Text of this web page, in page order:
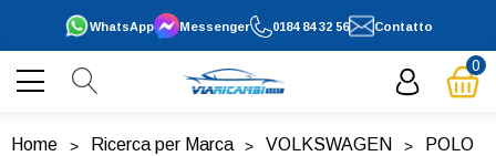
0184 84 32 56
WhatsApp Contatto
Messenger
0
Home Ricerca per Marca VOLKSWAGEN
POLO